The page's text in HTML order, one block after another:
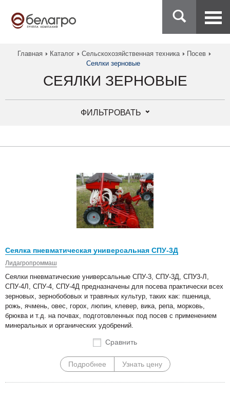
Главная Каталог Сельскохозяйственная техника
Посев
Сеялки зерновые
СЕЯЛКИ ЗЕРНОВЫЕ
ФИЛЬТРОВАТЬ
Сеялка пневматическая универсальная СПУ-3Д
Лидагропроммаш
Сеялки пневматические универсальные СПУ-3, СПУ-3Д, СПУ3-Л,
СПУ-4Л, СПУ-4, СПУ-4Д предназначены для посева практически всех
зерновых, зернобобовых и травяных культур, таких как: пшеница,
рожь, ячмень, овес, горох, люпин, клевер, вика, репа, морковь,
брюква и т.д. на почвах, подготовленных под посев с применением
минеральных и органических удобрений.
Сравнить
Подробнее Узнать цену